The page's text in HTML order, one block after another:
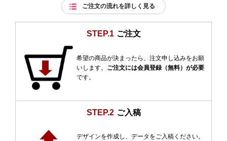
ご注文の流れを詳しく見る
STEP.1 ご注文
希望の商品が決まったら、注文申し込みをお願
いします。 ご注文には会員登録（無料）が必要
です。
STEP.2 ご入稿
デザインを作成し、データをご入稿ください。